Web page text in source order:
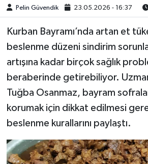
Pelin Güvendik 23.05.2026 - 16:37
Kurban Bayramı’nda artan et
beslenme düzeni sindirim
artışına kadar birçok sağlık
beraberinde getirebiliyor.
Tuğba Osanmaz, bayram
korumak için dikkat edilmesi
beslenme kurallarını paylaştı.